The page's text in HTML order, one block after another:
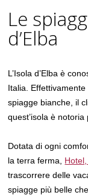
Le
d’Elba
L’Isola d’Elba è
Italia.
spiagge bianche, il
quest’isola è
Dotata di ogni
la terra ferma, Hotel,
trascorrere delle
spiagge più belle